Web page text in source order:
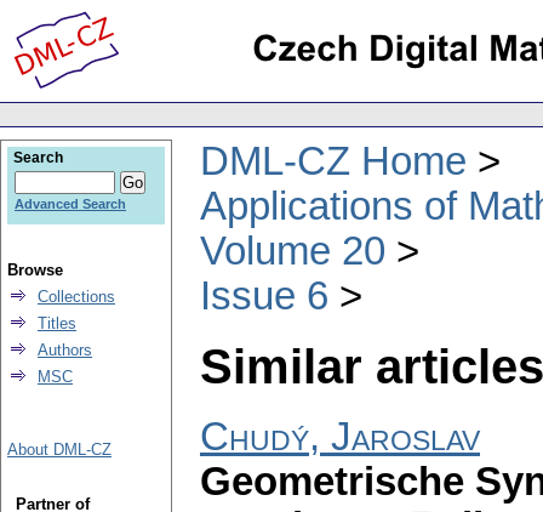
DML-CZ Home
Applications of
Volume 20
Issue 6
Similar
Chudý, Jaroslav
Geometrische
Search
Advanced Search
Browse
Collections
Titles
Authors
MSC
About DML-CZ
Partner of